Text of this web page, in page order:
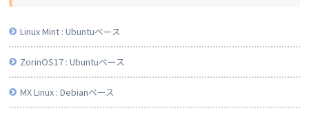
Linux Mint : Ubuntuベース
ZorinOS17 : Ubuntuベース
MX Linux : Debianベース